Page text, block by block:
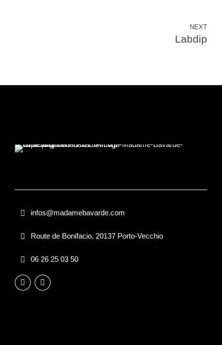
NEXT
Labdip
infos@madamebavarde.com
Route de Bonifacio, 20137 Porto-Vecchio
06 26 25 03 50